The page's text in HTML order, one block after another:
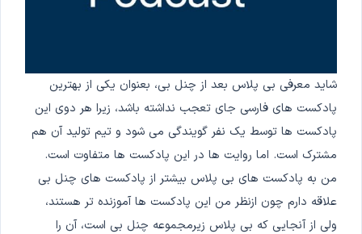
شاید معرفی بی پلاس بعد از چنل بی، بعنوان یکی از بهترین
پادکست های فارسی جای تعجب نداشته باشد، زیرا هر دوی این
پادکست ها توسط یک نفر گویندگی می شود و تیم تولید آن هم
مشترک است. اما روایت ها در این پادکست ها متفاوت است.
من به پادکست های بی پلاس بیشتر از پادکست های چنل بی
علاقه دارم چون ازنظر من این پادکست ها آموزنده تر هستند،
ولی از آنجایی که بی پلاس زیرمجموعه چنل بی است، آن را